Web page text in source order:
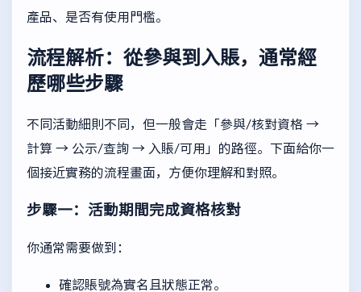
產品、是否有使用門檻。
流程解析：從參與到入賬，通常經
歷哪些步驟
不同活動細則不同，但一般會走「參與/核對資格 →
計算 → 公示/查詢 → 入賬/可用」的路徑。下面給你一
個接近實務的流程畫面，方便你理解和對照。
步驟一：活動期間完成資格核對
你通常需要做到：
確認賬號為實名且狀態正常。